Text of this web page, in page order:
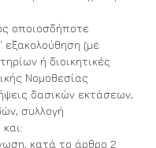
οποιοσδήποτε
εξακολούθηση (με
ή διοικητικές
Νομοθεσίας
δασικών εκτάσεων,
συλλογή
κατά το άρθρο 2